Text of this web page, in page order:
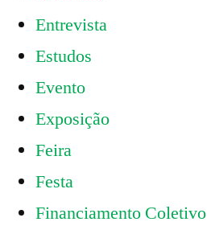
Entrevista
Estudos
Evento
Exposição
Feira
Festa
Financiamento Coletivo